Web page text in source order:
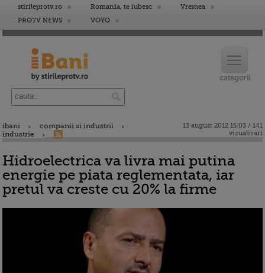
stirileprotv.ro Romania, te iubesc
Vremea
PROTV NEWS
VOYO
ibani
companii si industrii
industrie
13 august 2012 15:03 / 141
vizualizari
Hidroelectrica va livra mai putina
energie pe piata reglementata, iar
pretul va creste cu 20% la firme